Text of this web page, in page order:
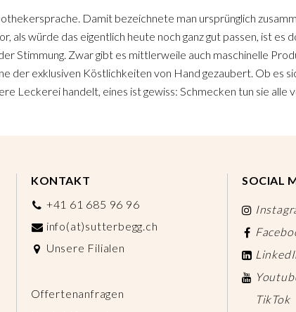
Damit bezeichnete man ursprünglich
als würde das eigentlich heute noch ganz gut passen, ist es
Stimmung. Zwar gibt es mittlerweile auch maschinelle
der exklusiven Köstlichkeiten von Hand gezaubert. Ob es
Leckerei handelt, eines ist gewiss: Schmecken tun sie alle
KONTAKT
+41 61 685 96 96
info(at)sutterbegg.ch
Unsere Filialen
Offertenanfragen
SOCIAL
TikTok